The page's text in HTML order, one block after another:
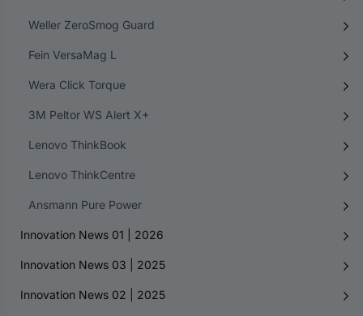
Weller ZeroSmog Guard
Fein VersaMag L
Wera Click Torque
3M Peltor WS Alert X+
Lenovo ThinkBook
Lenovo ThinkCentre
Ansmann Pure Power
Innovation News 01 | 2026
Innovation News 03 | 2025
Innovation News 02 | 2025